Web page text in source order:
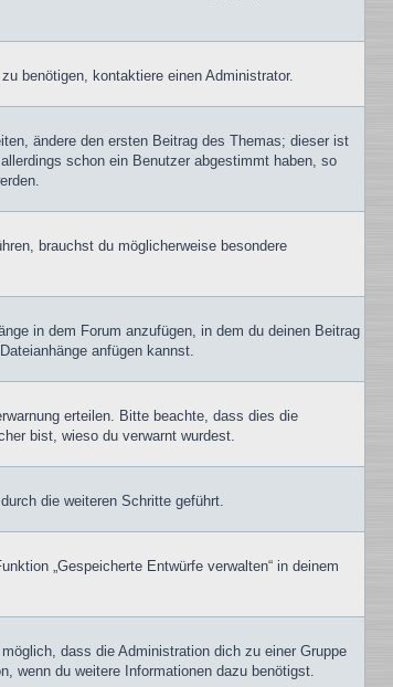
benötigen, kontaktiere einen Administrator.
ändere den ersten Beitrag des Themas; dieser ist
schon ein Benutzer abgestimmt haben, so
brauchst du möglicherweise besondere
in dem Forum anzufügen, in dem du deinen Beitrag
anfügen kannst.
erteilen. Bitte beachte, dass dies die
bist, wieso du verwarnt wurdest.
die weiteren Schritte geführt.
„Gespeicherte Entwürfe verwalten“ in deinem
dass die Administration dich zu einer Gruppe
wenn du weitere Informationen dazu benötigst.